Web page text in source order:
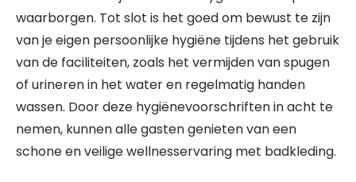
waarborgen. Tot slot is het goed om bewust te zijn
van je eigen persoonlijke hygiëne tijdens het gebruik
van de faciliteiten, zoals het vermijden van spugen
of urineren in het water en regelmatig handen
wassen. Door deze hygiënevoorschriften in acht te
nemen, kunnen alle gasten genieten van een
schone en veilige wellnesservaring met badkleding.